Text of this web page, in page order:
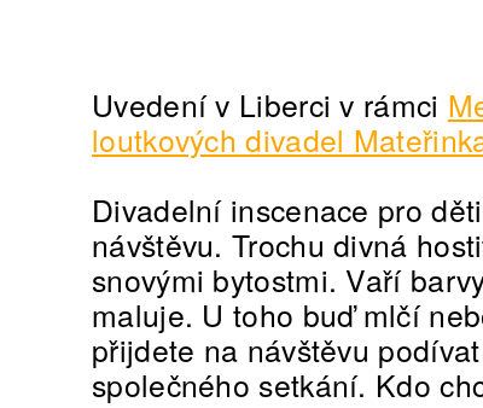
Uvedení v Liberci v rámci
loutkových divadel
Divadelní inscenace pro
návštěvu. Trochu divná
snovými bytostmi. Vaří
maluje. U toho buď mlčí
přijdete na návštěvu
společného setkání. Kdo